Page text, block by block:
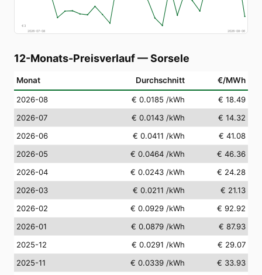
€3
2026-07-08
2026-08-06
12-Monats-Preisverlauf—Sorsele
Monat Durchschnitt €/MWh
2026-08 € 0.0185 /kWh
€ 18.49
2026-07
€ 0.0143 /kWh
€ 14.32
2026-06
€ 0.0411 /kWh
€ 41.08
2026-05
€ 0.0464 /kWh
€ 46.36
2026-04
€ 0.0243 /kWh
€ 24.28
2026-03
€ 0.0211 /kWh
€ 21.13
2026-02
€ 0.0929 /kWh
€ 92.92
2026-01
€ 0.0879 /kWh
€ 87.93
2025-12
€ 0.0291 /kWh
€ 29.07
2025-11
€ 0.0339 /kWh
€ 33.93